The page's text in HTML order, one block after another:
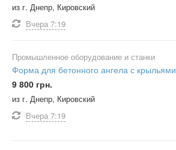
из г. Днепр, Кировский
Вчера 7:19
Промышленное оборудование и станки
Форма для бетонного ангела с крыльями
9 800 грн.
из г. Днепр, Кировский
Вчера 7:19